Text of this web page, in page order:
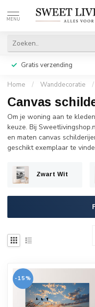
MENU
Gratis verzending
Home / Wanddecoratie /
Canvas
Om je woning aan te
keuze. Bij
en maten canvas
geschikt exemplaar te
Zwart Wit
-15%